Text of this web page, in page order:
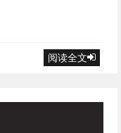
阅读全文